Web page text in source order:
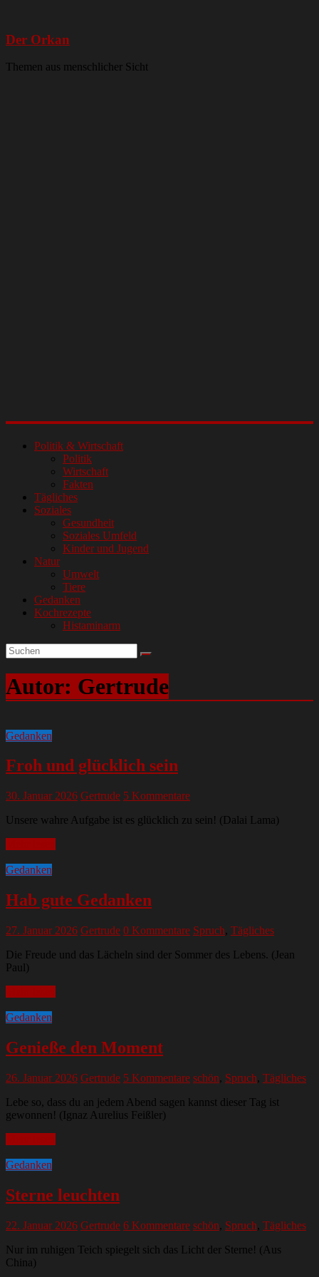
Der Orkan
Themen aus menschlicher Sicht
Politik & Wirtschaft
Politik
Wirtschaft
Fakten
Tägliches
Soziales
Gesundheit
Soziales Umfeld
Kinder und Jugend
Natur
Umwelt
Tiere
Gedanken
Kochrezepte
Histaminarm
Autor: Gertrude
Gedanken
Froh und glücklich sein
30. Januar 2026 Gertrude 5 Kommentare
Unsere wahre Aufgabe ist es glücklich zu sein! (Dalai Lama)
Gedanken
Hab gute Gedanken
27. Januar 2026 Gertrude 0 Kommentare Spruch, Tägliches
Die Freude und das Lächeln sind der Sommer des Lebens. (Jean
Paul)
Gedanken
Genieße den Moment
26. Januar 2026 Gertrude 5 Kommentare schön, Spruch, Tägliches
Lebe so, dass du an jedem Abend sagen kannst dieser Tag ist
gewonnen! (Ignaz Aurelius Feißler)
Gedanken
Sterne leuchten
22. Januar 2026 Gertrude 6 Kommentare schön, Spruch, Tägliches
Nur im ruhigen Teich spiegelt sich das Licht der Sterne! (Aus
China)